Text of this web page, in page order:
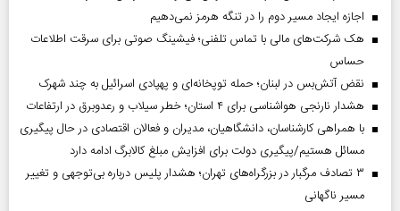
اجازه ایجاد مسیر دوم را در تنگه هرمز نمی‌دهیم
هک شرکت‌های مالی با تماس تلفنی؛ فیشینگ صوتی برای سرقت اطلاعات
حساس
نقض آتش‌بس در لبنان؛ حمله توپخانه‌ای و پهپادی اسرائیل به چند شهرک
هشدار نارنجی هواشناسی برای ۴ استان؛ خطر سیلاب و رعدوبرق در ارتفاعات
با همراهی کارشناسان، دانشگاهیان، مدیران و فعالان اقتصادی در حال پیگیری
مسائل هستیم/پیگیری دولت برای افزایش مبلغ کالابرگ ادامه دارد
۳ تصادف مرگبار در بزرگراه‌های تهران؛ هشدار پلیس درباره بی‌توجهی و تغییر
مسیر ناگهانی